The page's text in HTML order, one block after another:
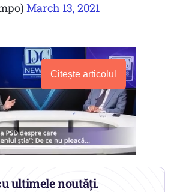
March 13, 2021
Citește articolul
ultimele noutăți.